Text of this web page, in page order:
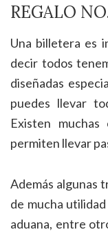
REGALO
Una billetera es
decir todos
diseñadas
puedes llevar
Existen
permiten llevar
Además algunas
de mucha
aduana, entre